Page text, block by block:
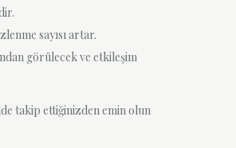
sayısı artar.
görülecek ve etkileşim
takip ettiğinizden emin olun